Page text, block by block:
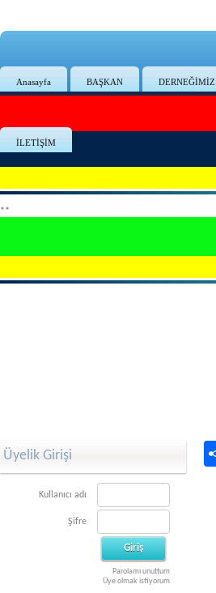
Anasayfa BAŞKAN DERNEĞİMİZ
İLETİŞİM
**
Üyelik Girişi
Kullanıcı adı
Şifre
Parolamı unuttum
Üye olmak istiyorum